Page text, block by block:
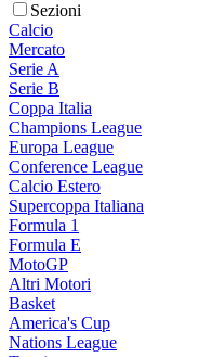
Sezioni
Calcio
Mercato
Serie A
Serie B
Coppa Italia
Champions League
Europa League
Conference League
Calcio Estero
Supercoppa Italiana
Formula 1
Formula E
MotoGP
Altri Motori
Basket
America's Cup
Nations League